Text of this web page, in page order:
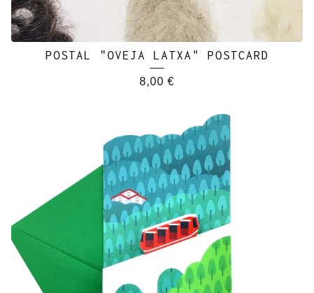
POSTAL "OVEJA LATXA" POSTCARD
8,00 €